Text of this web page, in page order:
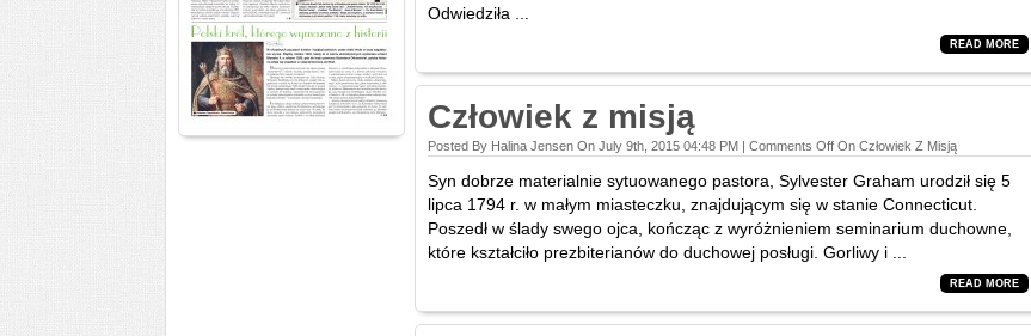
Odwiedziła ...
READ MORE
Człowiek z misją
Posted By Halina Jensen On July 9th, 2015 04:48 PM | Comments Off On Człowiek Z Misją
Syn dobrze materialnie sytuowanego pastora, Sylvester Graham urodził się 5
lipca 1794 r. w małym miasteczku, znajdującym się w stanie Connecticut.
Poszedł w ślady swego ojca, kończąc z wyróżnieniem seminarium duchowne,
które kształciło prezbiterianów do duchowej posługi. Gorliwy i ...
READ MORE